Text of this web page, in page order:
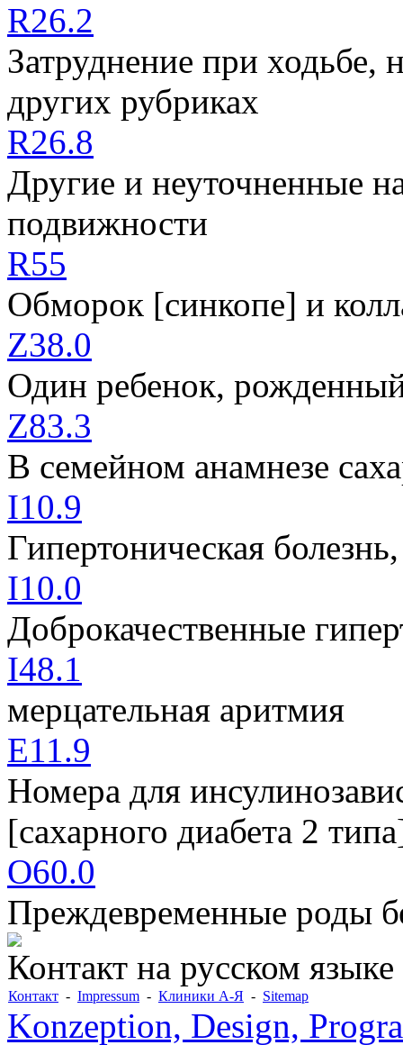
R26.2
Затруднение при ходьбе,
других рубриках
R26.8
Другие и неуточненные
подвижности
R55
Обморок [синкопе] и
Z38.0
Один ребенок,
Z83.3
В семейном анамнезе
I10.9
Гипертоническая
I10.0
Доброкачественные
I48.1
мерцательная аритмия
E11.9
Номера для
[сахарного диабета 2
O60.0
Преждевременные роды
Контакт на русском
Контакт - Impressum - Клиники А-Я - Sitemap
Konzeption, Design,